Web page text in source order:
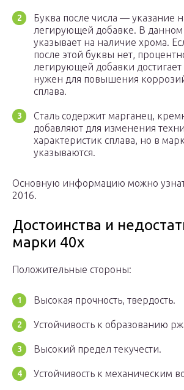
Буква после числа — указание
легирующей добавке. В данном
указывает на наличие хрома.
после этой буквы нет,
легирующей добавки
нужен для повышения
сплава.
Сталь содержит марганец,
добавляют для изменения
характеристик сплава, но в
указываются.
Основную информацию можно
2016.
Достоинства и
марки 40х
Положительные стороны:
Высокая прочность, твердость.
Устойчивость к образованию
Высокий предел текучести.
Устойчивость к механическим